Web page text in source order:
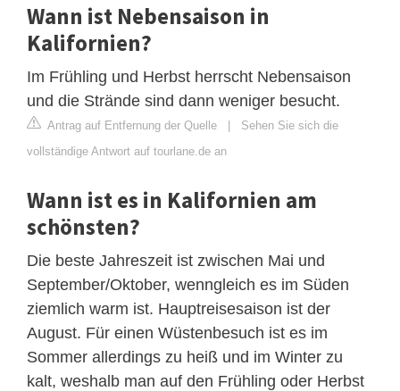
Wann ist Nebensaison in
Kalifornien?
Im Frühling und Herbst herrscht Nebensaison
und die Strände sind dann weniger besucht.
Antrag auf Entfernung der Quelle | Sehen Sie sich die
vollständige Antwort auf tourlane.de an
Wann ist es in Kalifornien am
schönsten?
Die beste Jahreszeit ist zwischen Mai und
September/Oktober, wenngleich es im Süden
ziemlich warm ist. Hauptreisesaison ist der
August. Für einen Wüstenbesuch ist es im
Sommer allerdings zu heiß und im Winter zu
kalt, weshalb man auf den Frühling oder Herbst